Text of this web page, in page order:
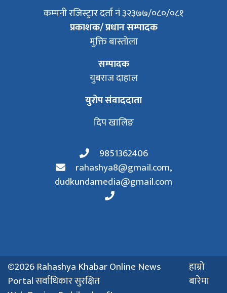
कम्पनी रजिस्ट्रार दर्ता नं ३२३७७/०८०/०८१
प्रकाशक/ प्रधान सम्पादक
मुक्ति बास्तोला
सम्पादक
युबराज दाहाल
युरोप संवाददाता
दिप खालिङ
9851362406
rahashya8@gmail.com,
dudkundamedia@gmail.com
©2026 Rahashya Khabar Online News
Portal सर्वाधिकार सुरक्षित
हाम्रो
बारेमा